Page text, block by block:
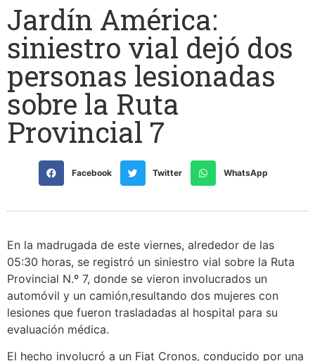
Jardín América:
siniestro vial dejó dos
personas lesionadas
sobre la Ruta
Provincial 7
Facebook Twitter WhatsApp
En la madrugada de este viernes, alrededor de las
05:30 horas, se registró un siniestro vial sobre la Ruta
Provincial N.º 7, donde se vieron involucrados un
automóvil y un camión,resultando dos mujeres con
lesiones que fueron trasladadas al hospital para su
evaluación médica.
El hecho involucró a un Fiat Cronos, conducido por una